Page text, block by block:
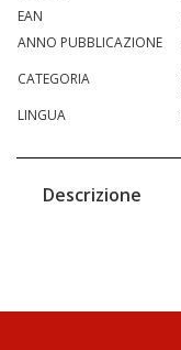
EAN
ANNO PUBBLICAZIONE
CATEGORIA
LINGUA
Descrizione